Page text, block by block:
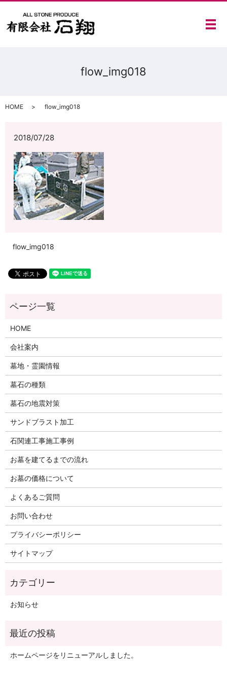
メ
flow_img018
HOME flow_img018
2018/07/28
flow_img018
HOME
会社案内
墓地・霊園情報
墓石の種類
墓石の地震対策
サンドブラスト加工
石関連工事施工事例
お墓を建てるまでの流れ
お墓の価格について
よくあるご質問
お問い合わせ
プライバシーポリシー
サイトマップ
お知らせ
ホームページをリニューアルしました。